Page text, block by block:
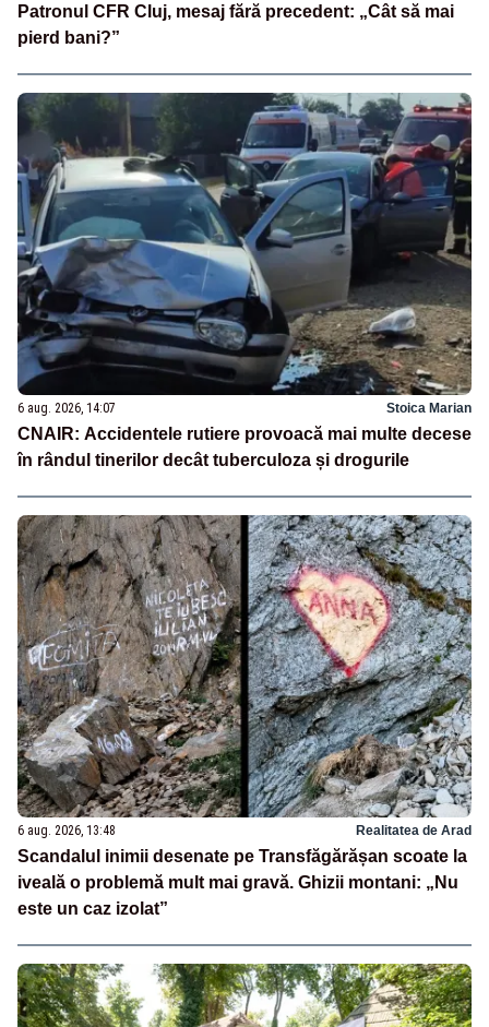
Patronul CFR Cluj, mesaj fără precedent: „Cât să mai
pierd bani?”
6 aug. 2026, 14:07 Stoica Marian
CNAIR: Accidentele rutiere provoacă mai multe decese
în rândul tinerilor decât tuberculoza și drogurile
6 aug. 2026, 13:48 Realitatea de Arad
Scandalul inimii desenate pe Transfăgărășan scoate la
iveală o problemă mult mai gravă. Ghizii montani: „Nu
este un caz izolat”